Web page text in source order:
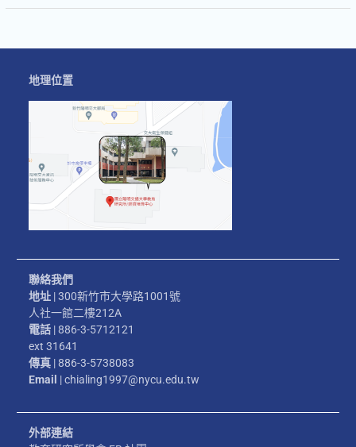
地理位置
聯絡我們
地址 | 300新竹市大學路1001號
人社一館二樓212A
電話 | 886-3-5712121
ext 31641
傳真 | 886-3-5738083
Email | chialing1997@nycu.edu.tw
外部連結